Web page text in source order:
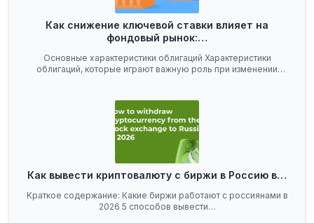
Как снижение ключевой ставки влияет на
фондовый рынок:…
Основные характеристики облигаций Характеристики
облигаций, которые играют важную роль при изменении
Как вывести криптовалюту с биржи в Россию в…
Краткое содержание: Какие биржи работают с россиянами в
2026 5 способов вывести…